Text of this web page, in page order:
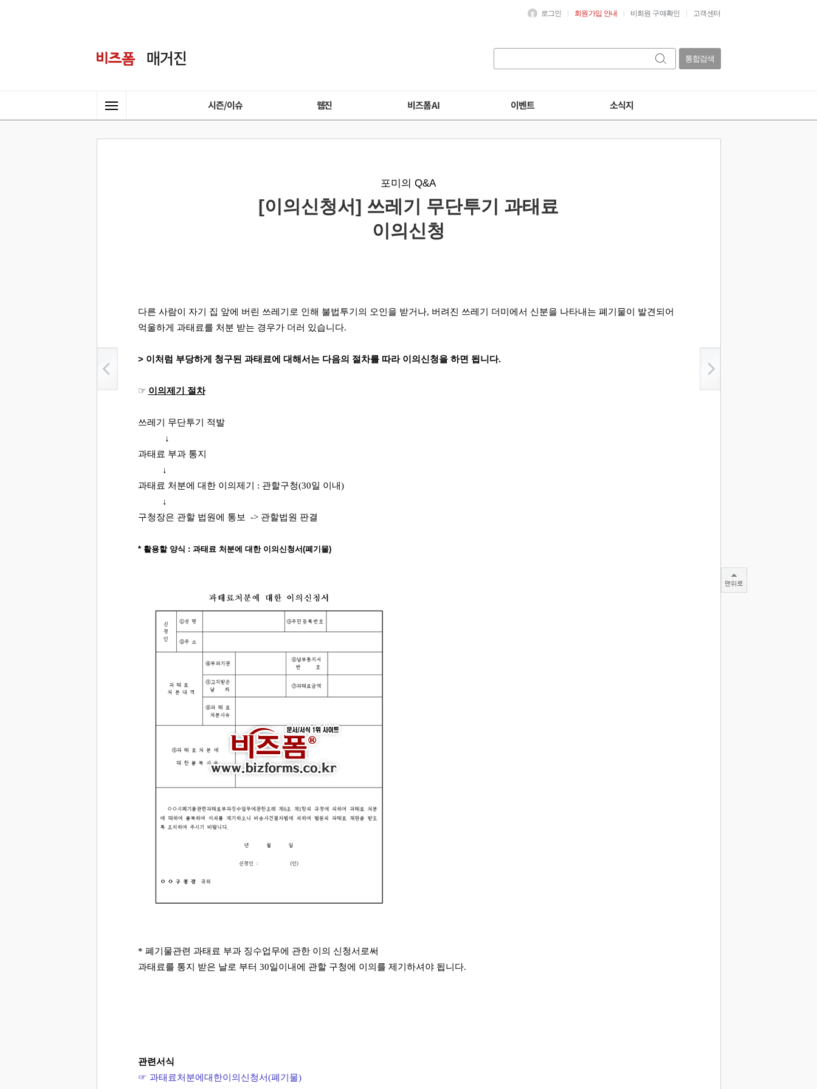
로그인 회원가입 안내 비회원 구매확인 고객센터
통합검색
시즌/이슈 웹진 비즈폼 AI 이벤트 소식지
포미의 Q&A
[이의신청서] 쓰레기 무단투기 과태료
이의신청
다른 사람이 자기 집 앞에 버린 쓰레기로 인해 불법투기의 오인을 받거나, 버려진 쓰레기 더미에서 신분을 나타내는 폐기물이 발견되어
억울하게 과태료를 처분 받는 경우가 더러 있습니다.
> 이처럼 부당하게 청구된 과태료에 대해서는 다음의 절차를 따라 이의신청을 하면 됩니다.
☞ ​ 이의제기 절차
쓰레기 무단투기 적발
↓
과태료 부과 통지
↓
과태료 처분에 대한 이의제기 : 관할구청(30일 이내)
↓
구청장은 관할 법원에 통보 -> 관할법원 판결
* 활용할 양식 : 과태료 처분에 대한 이의신청서(폐기물)
* 폐기물관련 과태료 부과 징수업무에 관한 이의 신청서로써
과태료를 통지 받은 날로 부터 30일이내에 관할 구청에 이의를 제기하셔야 됩니다.
관련서식
☞ ​ 과태료처분에대한이의신청서(폐기물)